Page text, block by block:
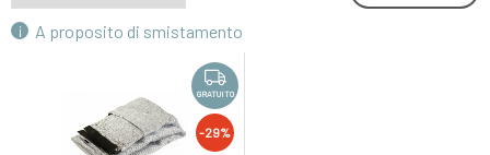
A proposito di smistamento
GRATUITO
-29%